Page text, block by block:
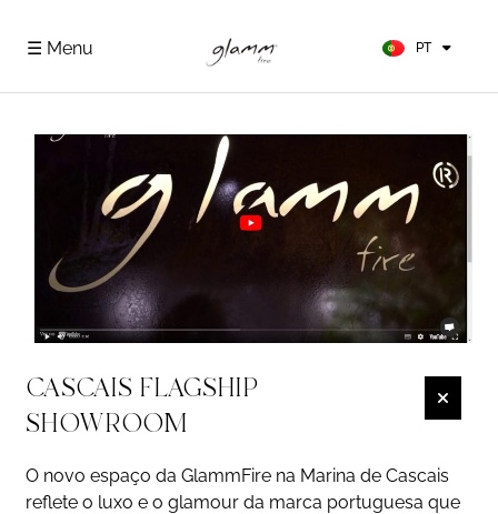
☰ Menu PT
DE
CASCAIS FLAGSHIP
SHOWROOM
O novo espaço da GlammFire na Marina de Cascais
reflete o luxo e o glamour da marca portuguesa que